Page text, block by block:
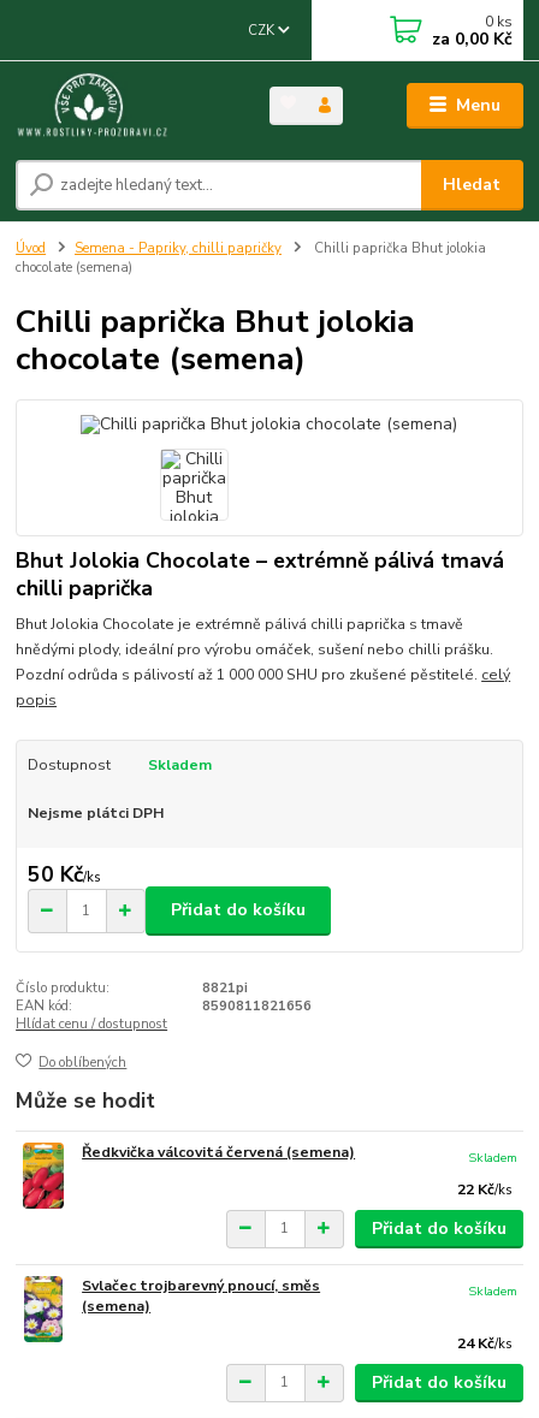
Menu
CZK
Hledat
0 ks
za 0,00 Kč
Úvod Semena - Papriky, chilli papričky
Chilli paprička Bhut jolokia
chocolate (semena)
Chilli paprička Bhut jolokia
chocolate (semena)
Bhut Jolokia Chocolate – extrémně pálivá tmavá
chilli paprička
Bhut Jolokia Chocolate je extrémně pálivá chilli paprička s tmavě
hnědými plody, ideální pro výrobu omáček, sušení nebo chilli prášku.
Pozdní odrůda s pálivostí až 1 000 000 SHU pro zkušené pěstitelé. celý
popis
Dostupnost Skladem
Nejsme plátci DPH
50 Kč/ks
Přidat do košíku
Číslo produktu:
8821pi
EAN kód:
8590811821656
Hlídat cenu / dostupnost
Do oblíbených
Může se hodit
Ředkvička válcovitá červená (semena)
22 Kč/ks
Skladem
Přidat do košíku
Svlačec trojbarevný pnoucí, směs
(semena)
24 Kč/ks
Skladem
Přidat do košíku